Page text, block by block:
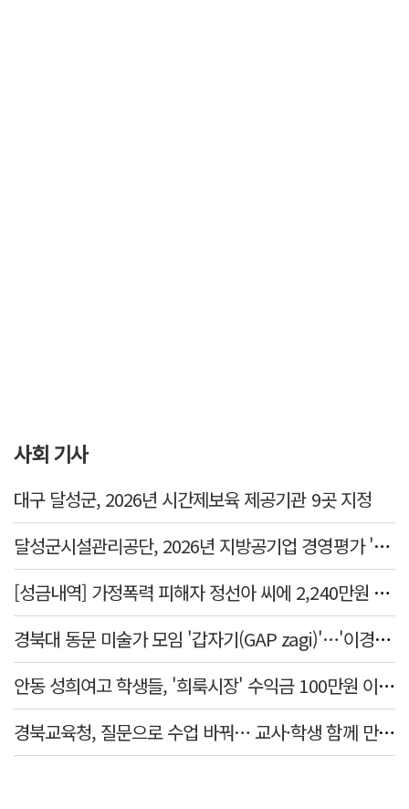
사회 기사
대구 달성군, 2026년 시간제보육 제공기관 9곳 지정
달성군시설관리공단, 2026년 지방공기업 경영평가 '가등급' 최우수 달성
[성금내역] 가정폭력 피해자 정선아 씨에 2,240만원 전달
경북대 동문 미술가 모임 '갑자기(GAP zagi)'…'이경(移境):경계를 넘어, 경계너머' 전시
안동 성희여고 학생들, '희룩시장' 수익금 100만원 이웃돕기 성금으로
경북교육청, 질문으로 수업 바꿔… 교사·학생 함께 만든 '미래교실'